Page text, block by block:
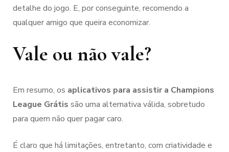
detalhe do jogo. E, por conseguinte, recomendo a
qualquer amigo que queira economizar.
Vale ou não vale?
Em resumo, os aplicativos para assistir a Champions
League Grátis são uma alternativa válida, sobretudo
para quem não quer pagar caro.
É claro que há limitações, entretanto, com criatividade e